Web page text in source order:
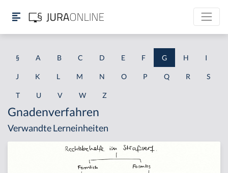
§ A B C D E F G H I
J K L M N O P Q R S
T U V W Z
Gnadenverfahren
Verwandte Lerneinheiten